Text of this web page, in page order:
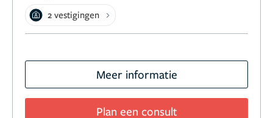
2 vestigingen
Meer informatie
Plan een consult